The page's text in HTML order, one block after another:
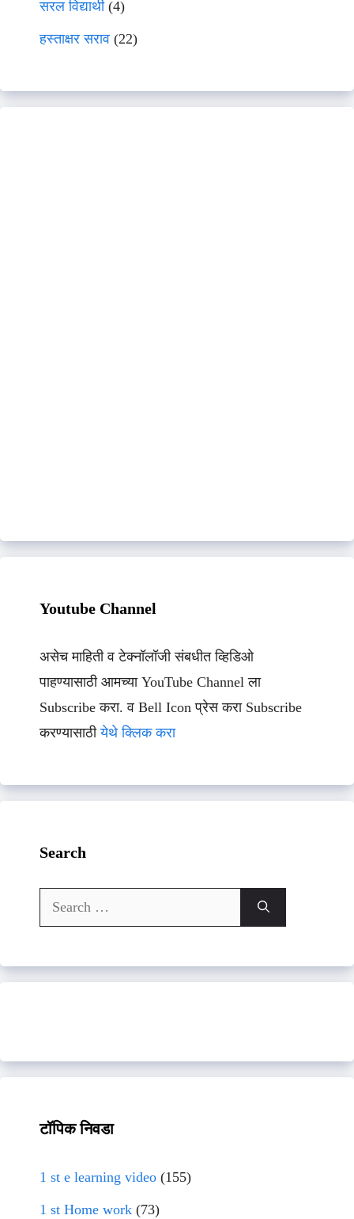
सरल विद्यार्थी(4)
हस्ताक्षर सराव (22)
Youtube Channel
असेच माहिती व टेक्नॉलॉजी संबधीत व्हिडिओ
पाहण्यासाठी आमच्या YouTube Channel ला
Subscribe करा. व Bell Icon प्रेस करा Subscribe
करण्यासाठीयेथे क्लिक करा
Search
Search
for:
टॉपिक निवडा
1 st e learning video (155)
1 st Home work (73)